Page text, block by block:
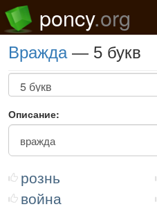
poncy.org
вражда— 5 букв
рознь
война
Описание: